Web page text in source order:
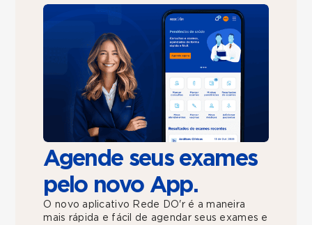
Agende seus exames
pelo novo App.
O novo aplicativo Rede DO'r é a maneira
mais rápida e fácil de agendar seus exames e